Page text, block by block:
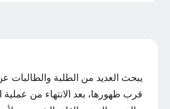
قرب ظهورها، بعد الانتهاء من